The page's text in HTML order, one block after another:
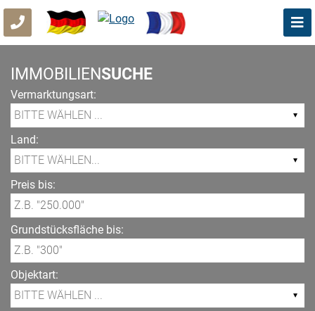
IMMOBILIENSUCHE
Vermarktungsart:
Land:
Preis bis:
Grundstücksfläche bis:
Objektart: